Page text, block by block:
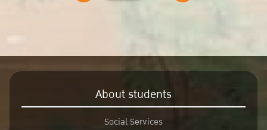
About students
Social Services